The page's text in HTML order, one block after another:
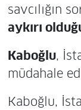
savcılığın
aykırı
Kaboğlu,
müdahale
Kaboğlu,